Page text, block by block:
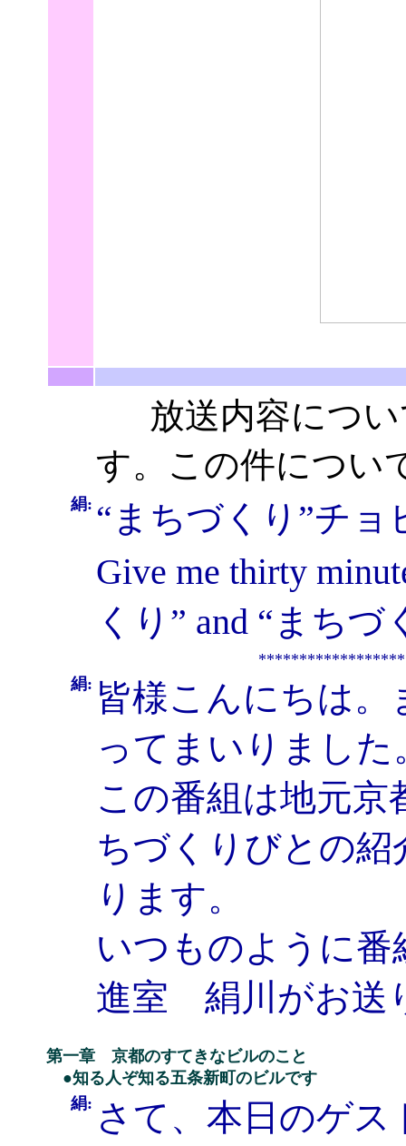
放送内容につい
す。この件につい
絹: “まちづくり”チョ
Give me thirty
くり” and “まちづ
絹: 皆様こんにちは
ってまいりました
この番組は地元
ちづくりびとの
ります。
いつものように
進室 絹川がお送
第一章 京都のすてきなビルのこと
●知る人ぞ知る五条新町のビルです
絹: さて、本日のゲ